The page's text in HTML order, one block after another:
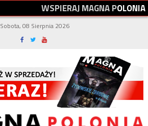
WSPIERAJMAGNAPOLONIA
Sobota, 08 Sierpnia 2026